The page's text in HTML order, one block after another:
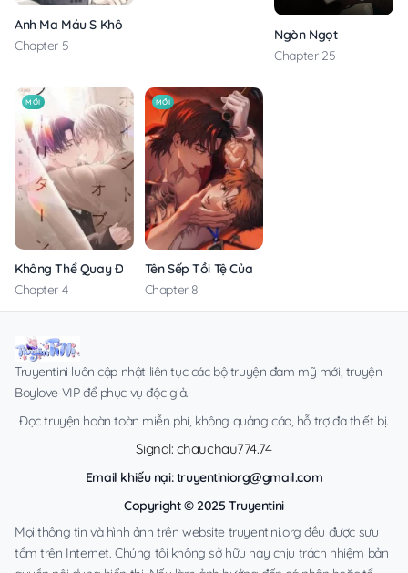
Anh Ma Máu S Không Cho Tôi Ngủ Yên
Chapter 5
Ngòn Ngọt
Chapter 25
MỚI
Không Thể Quay Đầu
Chapter 4
MỚI
Tên Sếp Tồi Tệ Của Tôi
Chapter 8
Truyentini luôn cập nhật liên tục các bộ truyện đam mỹ mới, truyện
Boylove VIP để phục vụ độc giả.
Đọc truyện hoàn toàn miễn phí, không quảng cáo, hỗ trợ đa thiết bị.
Signal: chauchau774.74
Email khiếu nại:truyentiniorg@gmail.com
Copyright © 2025 Truyentini
Mọi thông tin và hình ảnh trên website truyentini.org đều được sưu
tầm trên Internet. Chúng tôi không sở hữu hay chịu trách nhiệm bản